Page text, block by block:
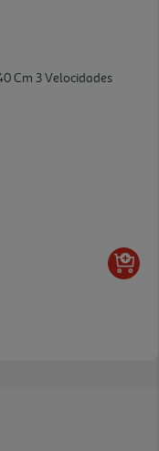
Cm 3 Velocidades
Regulável